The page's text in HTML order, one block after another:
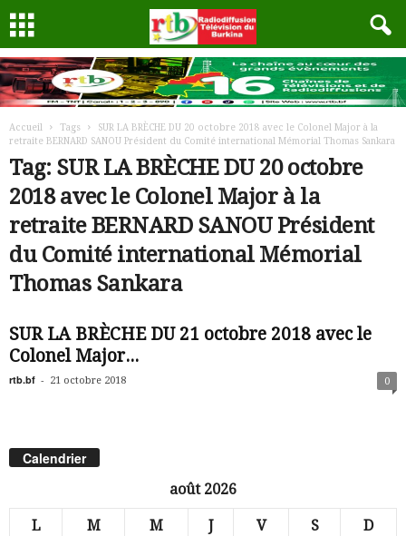
Accueil Tags
SUR LA BRÈCHE DU 20 octobre 2018 avec le Colonel Major à la
retraite BERNARD SANOU Président du Comité international Mémorial Thomas Sankara
Tag: SUR LA BRÈCHE DU 20 octobre
2018 avec le Colonel Major à la
retraite BERNARD SANOU Président
du Comité international Mémorial
Thomas Sankara
SUR LA BRÈCHE DU 21 octobre 2018 avec le
Colonel Major...
rtb.bf - 21 octobre 2018 0
Calendrier
août 2026
L M M J V S D